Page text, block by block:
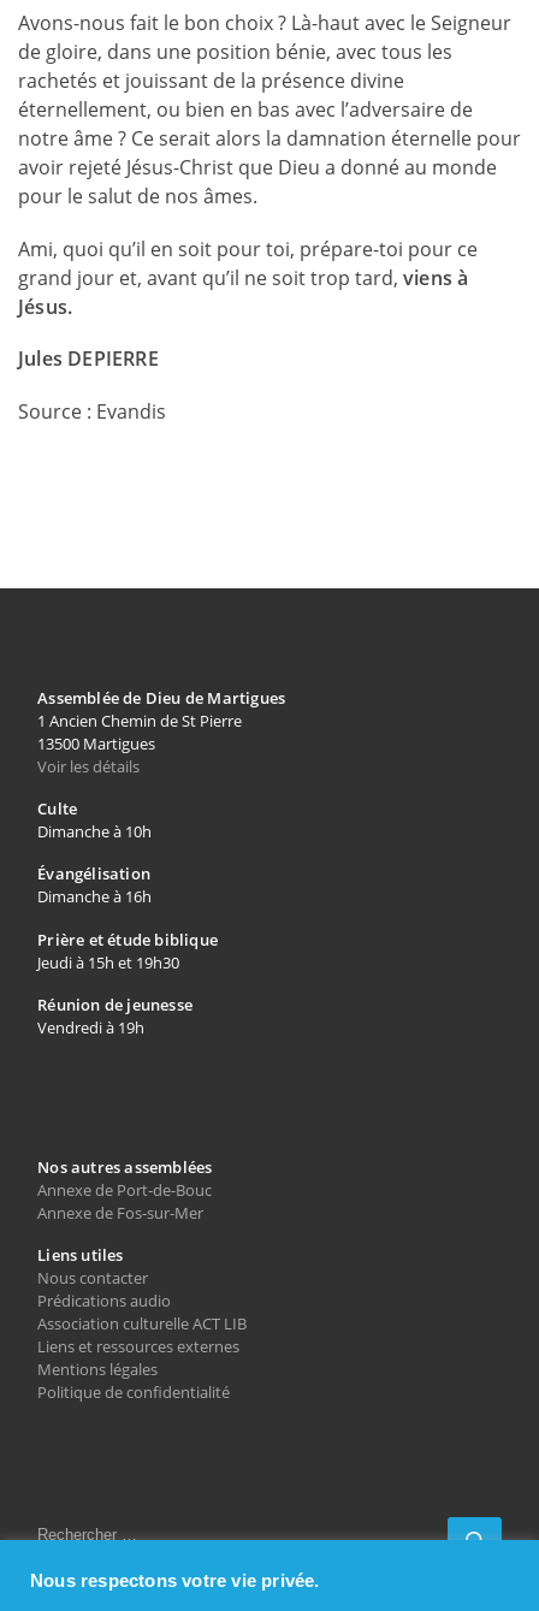
Avons-nous fait le bon choix ? Là-haut avec le Seigneur
de gloire, dans une position bénie, avec tous les
rachetés et jouissant de la présence divine
éternellement, ou bien en bas avec l’adversaire de
notre âme ? Ce serait alors la damnation éternelle pour
avoir rejeté Jésus-Christ que Dieu a donné au monde
pour le salut de nos âmes.
Ami, quoi qu’il en soit pour toi, prépare-toi pour ce
grand jour et, avant qu’il ne soit trop tard, viens à
Jésus.
Jules DEPIERRE
Source : Evandis
Assemblée de Dieu de Martigues
1 Ancien Chemin de St Pierre
13500 Martigues
Voir les détails
Culte
Dimanche à 10h
Évangélisation
Dimanche à 16h
Prière et étude biblique
Jeudi à 15h et 19h30
Réunion de jeunesse
Vendredi à 19h
Nos autres assemblées
Annexe de Port-de-Bouc
Annexe de Fos-sur-Mer
Liens utiles
Nous contacter
Prédications audio
Association culturelle ACT LIB
Liens et ressources externes
Mentions légales
Politique de confidentialité
RECHERCHER
Nous respectons votre vie privée.